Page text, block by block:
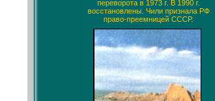
переворота в 1973 г. В 1990 г.
восстановлены. Чили признала РФ
право-преемницей СССР.